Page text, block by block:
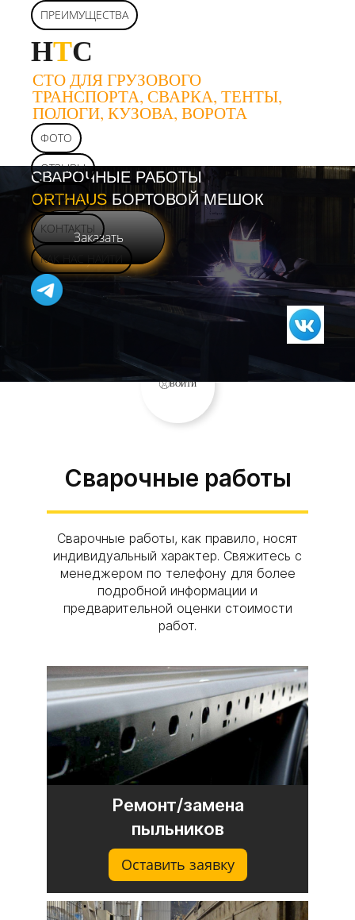
ПРЕИМУЩЕСТВА
НТС
СТО ДЛЯ ГРУЗОВОГО
ТРАНСПОРТА, СВАРКА, ТЕНТЫ,
ПОЛОГИ, КУЗОВА, ВОРОТА
ФОТО
ОТЗЫВЫ
УСЛУГИ
КОНТАКТЫ
КАК НАС НАЙТИ
ВОЙТИ
СВАРОЧНЫЕ РАБОТЫ
ORTHAUS БОРТОВОЙ МЕШОК
Заказать
Сварочные работы
Сварочные работы, как правило, носят
индивидуальный характер. Свяжитесь с
менеджером по телефону для более
подробной информации и
предварительной оценки стоимости
работ.
Ремонт/замена
пыльников
Оставить заявку